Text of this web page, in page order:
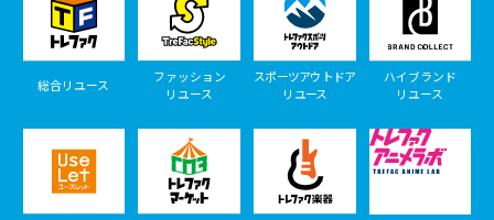
総合リユース
ファッション
リユース
スポーツアウトドア
リユース
ハイブランド
リユース